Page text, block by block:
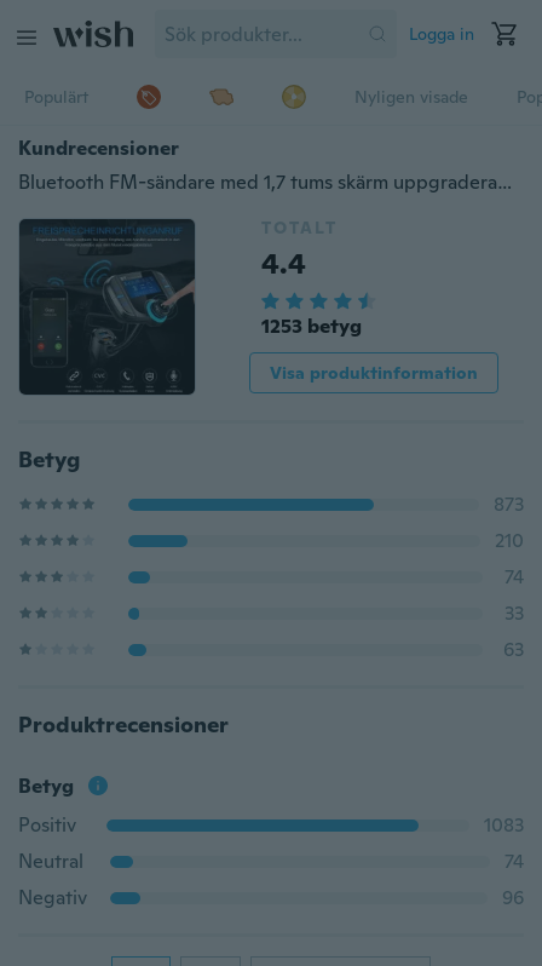
Logga in
Populärt Nyligen visade
Kundrecensioner
Bluetooth FM-sändare med 1,7 tums skärm uppgraderad BT70 FM-sändare med snabbladdning3,0 trådlös FM-sändare för bil (USB-billaddare AUX-ingång TF-kortplats Handsfree samtal)
TOTALT
4.4
1253 betyg
Visa produktinformation
Betyg
873
210
74
33
63
Produktrecensioner
Betyg
Positiv
1083
Neutral
74
Negativ
96